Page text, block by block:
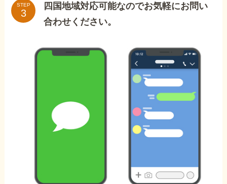
STEP
四国地域対応可能なのでお気軽にお問い
合わせください。